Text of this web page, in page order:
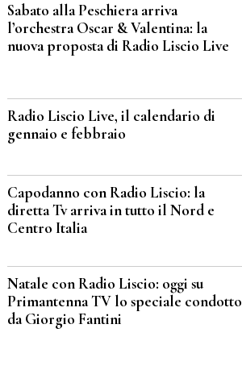
Sabato alla Peschiera arriva
l’orchestra Oscar & Valentina: la
nuova proposta di Radio Liscio Live
Radio Liscio Live, il calendario di
gennaio e febbraio
Capodanno con Radio Liscio: la
diretta Tv arriva in tutto il Nord e
Centro Italia
Natale con Radio Liscio: oggi su
Primantenna TV lo speciale condotto
da Giorgio Fantini